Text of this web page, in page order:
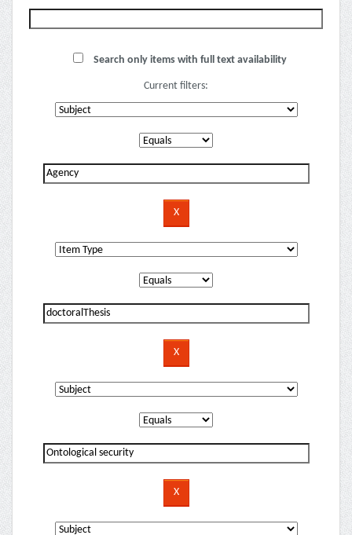
Search only items with full text availability
Current filters: